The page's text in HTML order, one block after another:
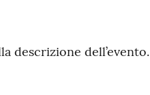
descrizione dell’evento.